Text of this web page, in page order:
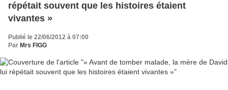
répétait souvent que les histoires étaient
vivantes »
Publié le 22/06/2012 à 07:00
Par Mrs FIGG